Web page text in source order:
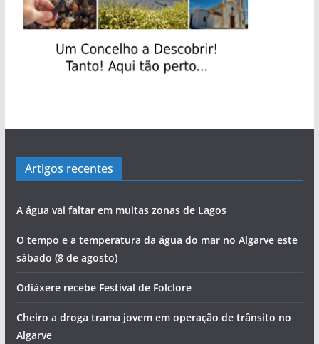
Artigos recentes
A água vai faltar em muitas zonas de Lagos
O tempo e a temperatura da água do mar no Algarve este
sábado (8 de agosto)
Odiáxere recebe Festival de Folclore
Cheiro a droga trama jovem em operação de trânsito no
Algarve